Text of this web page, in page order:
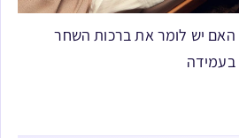
האם יש לומר את ברכות השחר
בעמידה